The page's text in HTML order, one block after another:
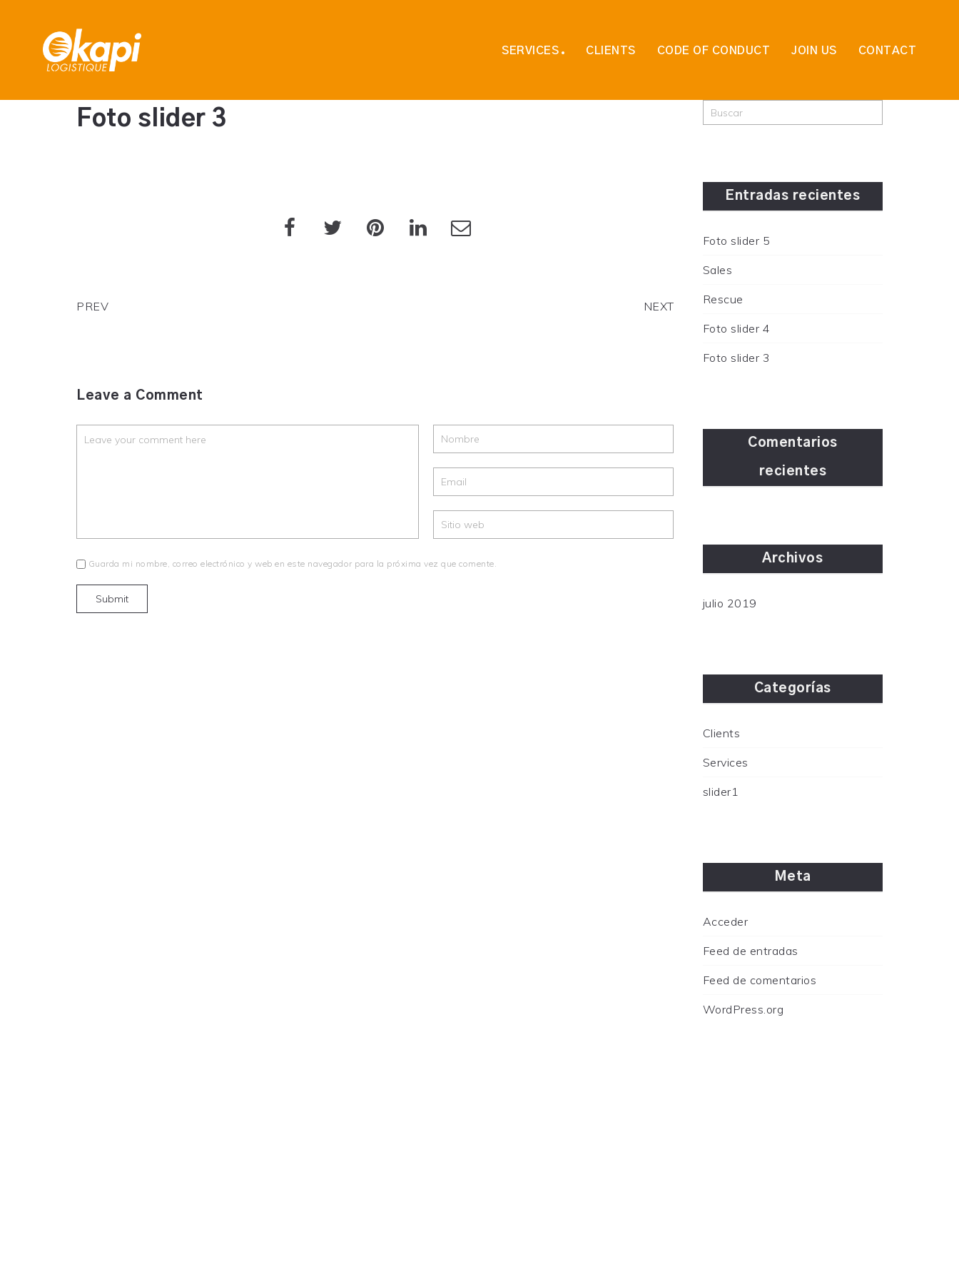
SERVICES CLIENTS CODE OF CONDUCT JOIN US CONTACT
Foto slider 3
PREV NEXT
Leave a Comment
Guarda mi nombre, correo electrónico y web en este navegador para la próxima vez que comente.
Entradas recientes
Foto slider 5
Sales
Rescue
Foto slider 4
Foto slider 3
Comentarios
recientes
Archivos
julio 2019
Categorías
Clients
Services
slider1
Meta
Acceder
Feed de entradas
Feed de comentarios
WordPress.org